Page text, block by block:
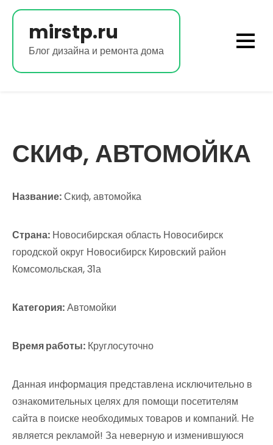
Перейти
содержимомуmirstp.ru
Блог дизайна и ремонта дома
СКИФ, АВТОМОЙКА
Название:Скиф, автомойка
Страна: Новосибирская область Новосибирск
городской округ Новосибирск Кировский район
Комсомольская, 31а
Категория:Автомойки
Время работы: Круглосуточно
Данная информация представлена исключительно в
ознакомительных целях для помощи посетителям
сайта в поиске необходимых товаров и компаний. Не
является рекламой! За неверную и изменившуюся